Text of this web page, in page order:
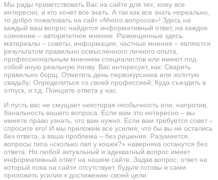
Мы рады приветствовать Вас на сайте для тех, кому все
интересно, и кто хочет все знать. А так как все знать нереально,
то добро пожаловать на сайт «Много вопросов»! Здесь на
каждый ваш вопрос найдется информативный ответ, на каждое
сомнение – авторитетное мнение. Размещенные здесь
материалы – советы, информация, частные мнения – являются
результатом правильно осмысленного личного опыта,
профессиональным мнением специалистов или имеют под
собой иную реальную почву. Вас интересует, как: Сварить
правильно борщ; Отметить день первокурсника или золотую
свадьбу; Определиться со своей профессией; Куда съездить в
отпуск, и т.д. Поищите ответа у нас.
И пусть вас не смущает некоторая необычность или, напротив,
банальность вашего вопроса. Если вам это интересно – вы
имеете право узнать, что вам нужно. Если вам требуется совет –
спросите его! И мы приложим все усилия, что бы вы не остались
без ответа, а ваша проблема – без решения. Разумеется,
вопросы типа «сколько лап у кошек?» наверняка останутся без
ответа. Но любой актуальный и адекватный вопрос имеет
информативный ответ на нашем сайте. Задав вопрос, ответ на
который пока на сайте отсутствует, будьте готовы и сами
приложить усилия к достижению своей цели.